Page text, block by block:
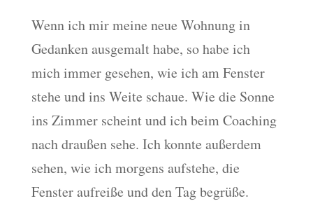
Wenn ich mir meine neue Wohnung in
Gedanken ausgemalt habe, so habe ich
mich immer gesehen, wie ich am Fenster
stehe und ins Weite schaue. Wie die Sonne
ins Zimmer scheint und ich beim Coaching
nach draußen sehe. Ich konnte außerdem
sehen, wie ich morgens aufstehe, die
Fenster aufreiße und den Tag begrüße.